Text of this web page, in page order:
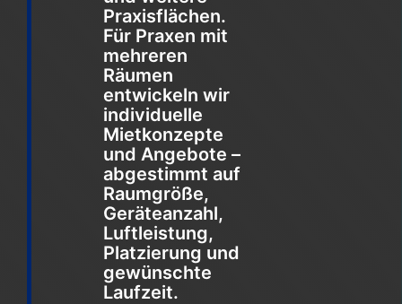
Praxisflächen.
Für Praxen mit
mehreren
Räumen
entwickeln wir
individuelle
Mietkonzepte
und Angebote –
abgestimmt auf
Raumgröße,
Geräteanzahl,
Luftleistung,
Platzierung und
gewünschte
Laufzeit.